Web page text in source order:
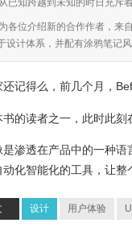
已知跨越到未知的时日充斥
各位介绍新的合作作者，来
设计体系，并配有涂鸦笔记
记得么，前几个月，
的读者之一，此时此刻
渗透在产品中的一种
化智能化的工具，让整
设计 用户体验